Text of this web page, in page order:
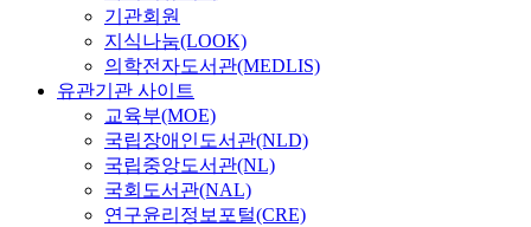
기관회원
지식나눔(LOOK)
의학전자도서관(MEDLIS)
유관기관 사이트
교육부(MOE)
국립장애인도서관(NLD)
국립중앙도서관(NL)
국회도서관(NAL)
연구윤리정보포털(CRE)